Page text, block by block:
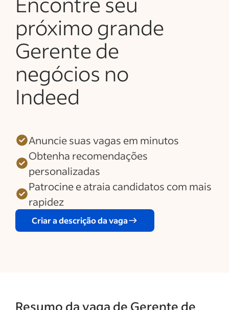
próximo grande
Gerente de
negócios no
Indeed
Anuncie suas vagas em minutos
Obtenha recomendações
personalizadas
Patrocine e atraia candidatos com mais
rapidez
Criar a descrição da vaga
Resumo da vaga de Gerente de